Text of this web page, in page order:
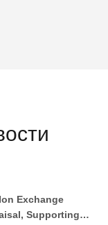
Exchange
Supporting